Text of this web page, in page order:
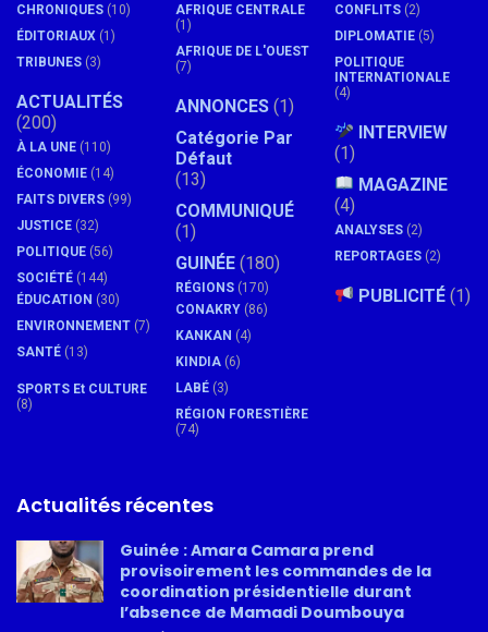
CHRONIQUES (10)
ÉDITORIAUX (1)
TRIBUNES (3)
ACTUALITÉS
(200)
À LA UNE (110)
ÉCONOMIE (14)
FAITS DIVERS (99)
JUSTICE (32)
POLITIQUE (56)
SOCIÉTÉ (144)
ÉDUCATION (30)
ENVIRONNEMENT (7)
SANTÉ (13)
SPORTS Et CULTURE
(8)
AFRIQUE CENTRALE
(1)
AFRIQUE DE L'OUEST
(7)
ANNONCES (1)
Catégorie Par
Défaut
(13)
COMMUNIQUÉ
(1)
GUINÉE (180)
RÉGIONS (170)
CONAKRY (86)
KANKAN (4)
KINDIA (6)
LABÉ (3)
RÉGION FORESTIÈRE
(74)
CONFLITS (2)
DIPLOMATIE (5)
POLITIQUE
INTERNATIONALE
(4)
INTERVIEW
(1)
MAGAZINE
(4)
ANALYSES (2)
REPORTAGES (2)
PUBLICITÉ (1)
Actualités récentes
Guinée : Amara Camara prend
provisoirement les commandes de la
coordination présidentielle durant
l’absence de Mamadi Doumbouya